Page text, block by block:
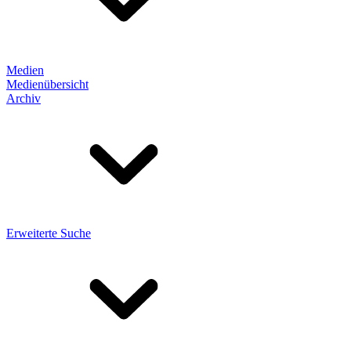
Medien
Medienübersicht
Archiv
Erweiterte Suche